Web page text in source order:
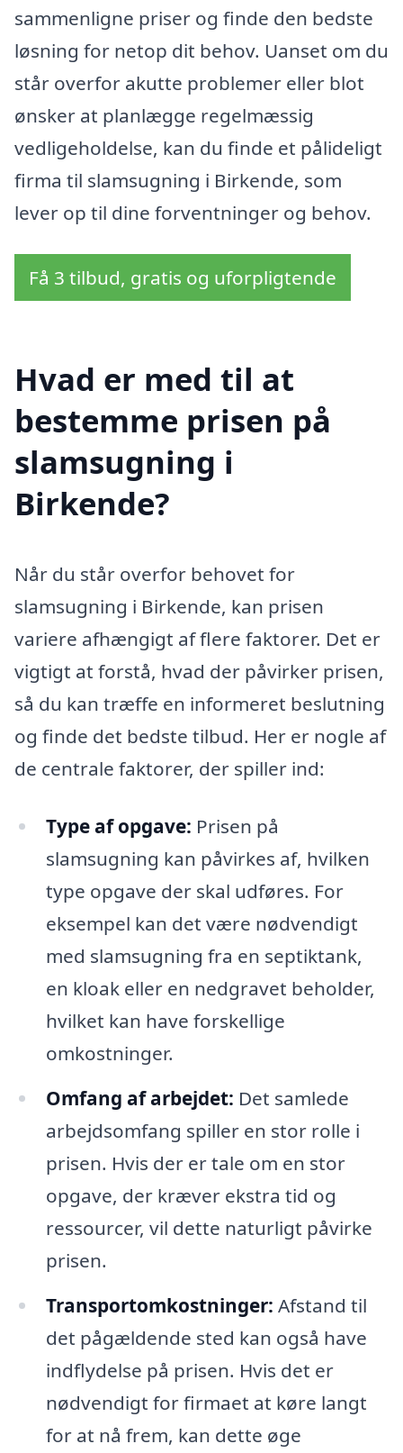
sammenligne priser og finde den bedste
løsning for netop dit behov. Uanset om du
står overfor akutte problemer eller blot
ønsker at planlægge regelmæssig
vedligeholdelse, kan du finde et pålideligt
firma til slamsugning i Birkende, som
lever op til dine forventninger og behov.
Få 3 tilbud, gratis og uforpligtende
Hvad er med til at
bestemme prisen på
slamsugning i
Birkende?
Når du står overfor behovet for
slamsugning i Birkende, kan prisen
variere afhængigt af flere faktorer. Det er
vigtigt at forstå, hvad der påvirker prisen,
så du kan træffe en informeret beslutning
og finde det bedste tilbud. Her er nogle af
de centrale faktorer, der spiller ind:
Type af opgave: Prisen på
slamsugning kan påvirkes af, hvilken
type opgave der skal udføres. For
eksempel kan det være nødvendigt
med slamsugning fra en septiktank,
en kloak eller en nedgravet beholder,
hvilket kan have forskellige
omkostninger.
Omfang af arbejdet: Det samlede
arbejdsomfang spiller en stor rolle i
prisen. Hvis der er tale om en stor
opgave, der kræver ekstra tid og
ressourcer, vil dette naturligt påvirke
prisen.
Transportomkostninger: Afstand til
det pågældende sted kan også have
indflydelse på prisen. Hvis det er
nødvendigt for firmaet at køre langt
for at nå frem, kan dette øge